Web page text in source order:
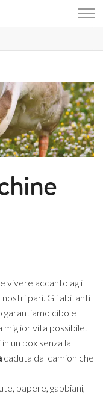
vivere accanto agli
pari. Gli abitanti
garantiamo cibo e
vita possibile.
un box senza la
caduta dal camion che
papere, gabbiani,